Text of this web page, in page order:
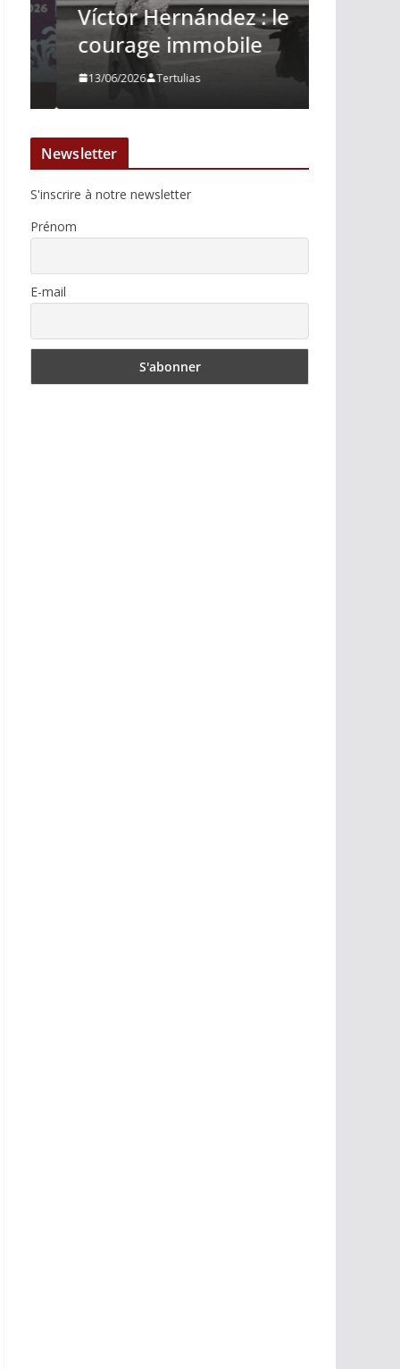
Víctor Hernández : le
courage immobile
13/06/2026 Tertulias
Newsletter
S'inscrire à notre newsletter
Prénom
E-mail